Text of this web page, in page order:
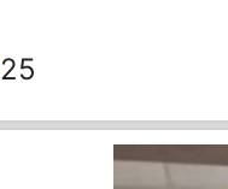
25